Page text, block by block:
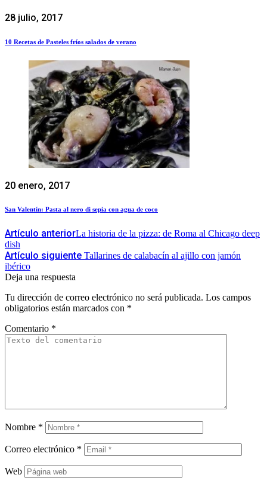
28 julio, 2017
10 Recetas de Pasteles fríos salados de verano
20 enero, 2017
San Valentín: Pasta al nero di sepia con agua de coco
Artículo anteriorLa historia de la pizza: de Roma al Chicago deep
dish
Artículo siguiente Tallarines de calabacín al ajillo con jamón
ibérico
Deja una respuesta
Tu dirección de correo electrónico no será publicada. Los campos
obligatorios están marcados con *
Comentario *
Nombre *
Correo electrónico *
Web